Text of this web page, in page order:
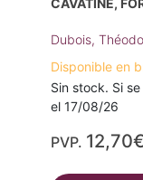
Dubois,
Disponible en
Sin stock. Si
el 17/08/26
PVP. 12,70€